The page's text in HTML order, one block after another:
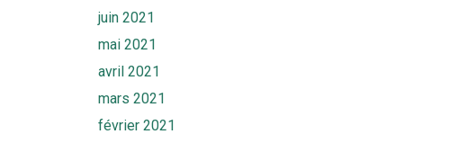
juin 2021
mai 2021
avril 2021
mars 2021
février 2021